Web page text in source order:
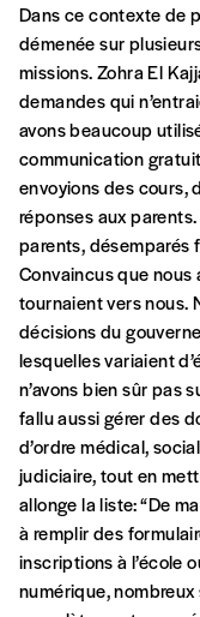
Offre
Vous
offrons les
Je
Cadeau
Faites
lui un
J’offre
numéros)
J’offre
Vos
Dans ce contexte de
démenée sur
missions. Zohra El
demandes qui
avons beaucoup
communication
envoyions des cours,
réponses aux
parents, désemparés
Convaincus que nous
tournaient vers nous.
décisions du
lesquelles variaient
n’avons bien sûr pas
fallu aussi gérer des
d’ordre médical,
judiciaire, tout en
allonge la liste: “De
à remplir des
inscriptions à l’école
numérique,